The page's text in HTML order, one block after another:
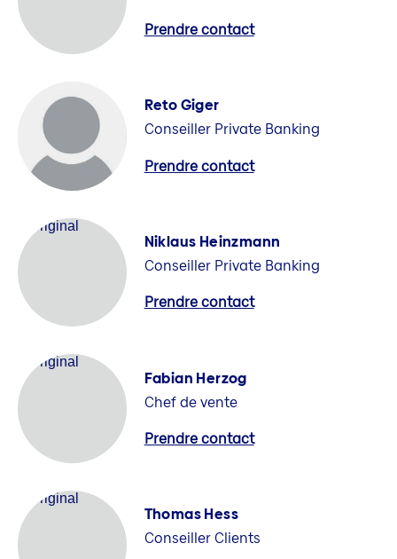
Prendre contact
Reto Giger
Conseiller Private Banking
Prendre contact
Niklaus Heinzmann
Conseiller Private Banking
Prendre contact
Fabian Herzog
Chef de vente
Prendre contact
Thomas Hess
Conseiller Clients